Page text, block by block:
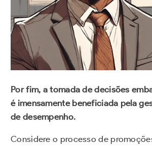
Por fim, a tomada de decisões
é imensamente beneficiada pela
de desempenho.
Considere o processo de